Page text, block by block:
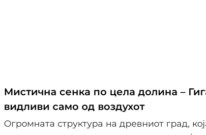
Мистична сенка по цела долина –
видливи само од воздухот
Огромната структура на древниот град,